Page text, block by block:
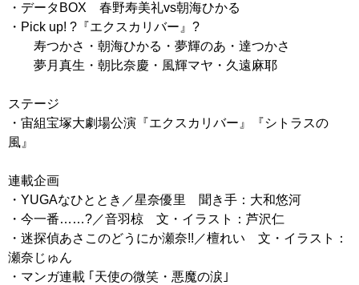
・データBOX 春野寿美礼vs朝海ひかる
・Pick up! ?『エクスカリバー』?
寿つかさ・朝海ひかる・夢輝のあ・達つかさ
夢月真生・朝比奈慶・風輝マヤ・久遠麻耶
ステージ
・宙組宝塚大劇場公演『エクスカリバー』『シトラスの
風』
連載企画
・YUGAなひととき／星奈優里 聞き手：大和悠河
・今一番……?／音羽椋 文・イラスト：芦沢仁
・迷探偵あさこのどうにか瀬奈!!／檀れい 文・イラスト：
瀬奈じゅん
・マンガ連載 ｢天使の微笑・悪魔の涙｣